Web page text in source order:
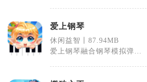
爱上钢琴
休闲益智丨87.94MB
爱上钢琴融合钢琴模拟弹奏